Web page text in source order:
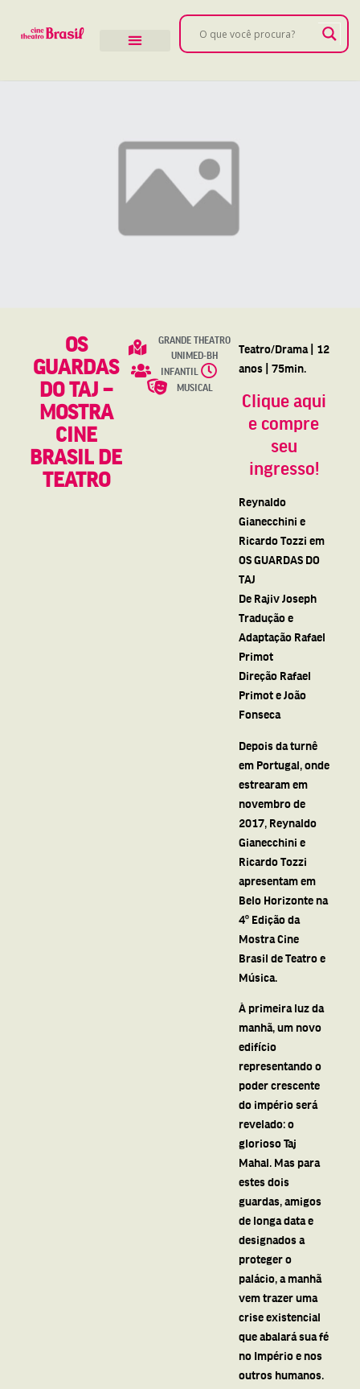
OS
GUARDAS
DO TAJ –
MOSTRA
CINE
BRASIL DE
TEATRO
GRANDE THEATRO
UNIMED-BH
INFANTIL
MUSICAL
Teatro/Drama | 12
anos | 75min.
Clique aqui
e compre
seu
ingresso!
Reynaldo
Gianecchini e
Ricardo Tozzi em
OS GUARDAS DO
TAJ
De Rajiv Joseph
Tradução e
Adaptação Rafael
Primot
Direção Rafael
Primot e João
Fonseca
Depois da turnê
em Portugal, onde
estrearam em
novembro de
2017, Reynaldo
Gianecchini e
Ricardo Tozzi
apresentam em
Belo Horizonte na
4º Edição da
Mostra Cine
Brasil de Teatro e
Música.
À primeira luz da
manhã, um novo
edifício
representando o
poder crescente
do império será
revelado: o
glorioso Taj
Mahal. Mas para
estes dois
guardas, amigos
de longa data e
designados a
proteger o
palácio, a manhã
vem trazer uma
crise existencial
que abalará sua fé
no Império e nos
outros humanos.